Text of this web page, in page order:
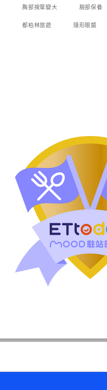
胸部按摩變大 臉部保養
都柏林旅遊 隱形眼鏡